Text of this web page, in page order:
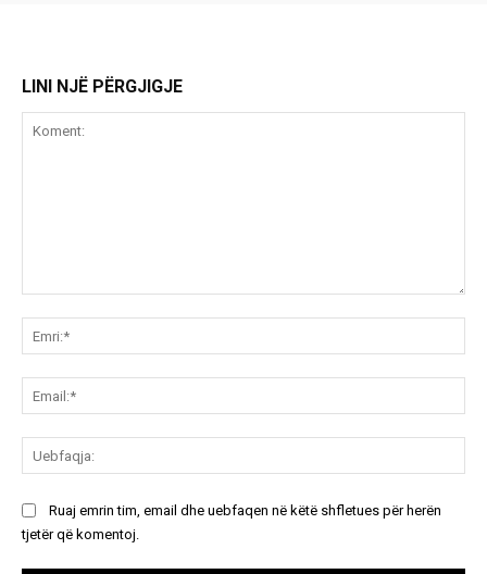
LINI NJË PËRGJIGJE
Ruaj emrin tim, email dhe uebfaqen në këtë shfletues për herën
tjetër që komentoj.